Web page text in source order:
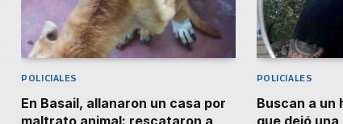
POLICIALES
En Basail, allanaron un casa por
POLICIALES
Buscan a un